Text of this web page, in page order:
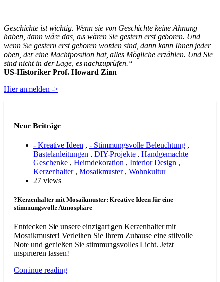
Geschichte ist wichtig. Wenn sie von Geschichte keine Ahnung
haben, dann wäre das, als wären Sie gestern erst geboren. Und
wenn Sie gestern erst geboren worden sind, dann kann Ihnen jeder
oben, der eine Machtposition hat, alles Mögliche erzählen. Und Sie
sind nicht in der Lage, es nachzuprüfen.“
US-Historiker Prof. Howard Zinn
Hier anmelden ->
Neue Beiträge
- Kreative Ideen , - Stimmungsvolle Beleuchtung ,
Bastelanleitungen , DIY-Projekte , Handgemachte
Geschenke , Heimdekoration , Interior Design ,
Kerzenhalter, Mosaikmuster, Wohnkultur
27 views
?Kerzenhalter mit Mosaikmuster: Kreative Ideen für eine
stimmungsvolle Atmosphäre
Entdecken Sie unsere einzigartigen Kerzenhalter mit
Mosaikmuster! Verleihen Sie Ihrem Zuhause eine stilvolle
Note und genießen Sie stimmungsvolles Licht. Jetzt
inspirieren lassen!
Continue reading